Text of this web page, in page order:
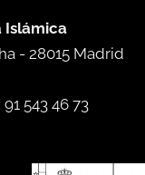
Islámica
- 28015 Madrid
91 543 46 73